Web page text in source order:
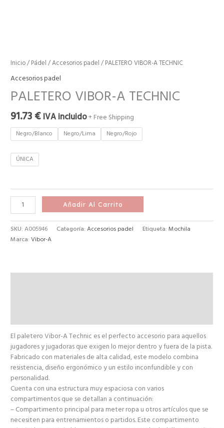
Inicio/Pádel /Accesorios padel / PALETERO VIBOR-A TECHNIC
Accesorios padel
PALETERO VIBOR-A TECHNIC
91.73€ IVA incluido+ Free Shipping
Negro/Blanco Negro/Lima Negro/Rojo
ÚNICA
Añadir Al Carrito
SKU:A005946 Categoría:Accesorios padel Etiqueta:Mochila
Marca:Vibor-A
El paletero Vibor-A Technic es el perfecto accesorio para aquellos
jugadores y jugadoras que exigen lo mejor dentro y fuera de la pista.
Fabricado con materiales de alta calidad, este modelo combina
resistencia, diseño ergonómico y un estilo inconfundible y con
personalidad.
Cuenta con una estructura muy espaciosa con varios
compartimentos que se detallan a continuación:
– Compartimento principal para meter ropa u otros artículos que se
necesiten para entrenamientos o partidos. Este compartimento